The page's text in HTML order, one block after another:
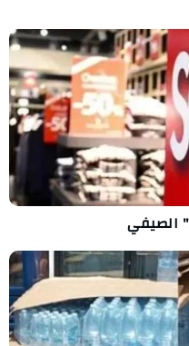
الصيفي